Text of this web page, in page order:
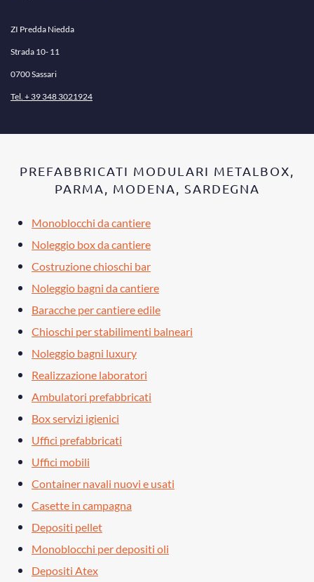
ZI Predda Niedda
Strada 10- 11
0700 Sassari
Tel. + 39 348 3021924
PREFABBRICATI MODULARI METALBOX,
PARMA, MODENA, SARDEGNA
Monoblocchi da cantiere
Noleggio box da cantiere
Costruzione chioschi bar
Noleggio bagni da cantiere
Baracche per cantiere edile
Chioschi per stabilimenti balneari
Noleggio bagni luxury
Realizzazione laboratori
Ambulatori prefabbricati
Box servizi igienici
Uffici prefabbricati
Uffici mobili
Container navali nuovi e usati
Casette in campagna
Depositi pellet
Monoblocchi per depositi oli
Depositi Atex